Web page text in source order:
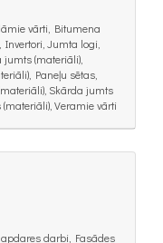
vārti, Bitumena
Jumta logi,
(materiāli),
Paneļu sētas,
Skārda jumts
Veramie vārti
darbi, Fasādes